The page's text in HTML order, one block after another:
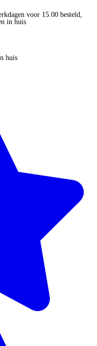
voor 15.00 besteld,
in huis
huis